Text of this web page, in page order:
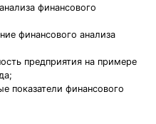
финансового
финансового анализа
предприятия на примере
показатели финансового